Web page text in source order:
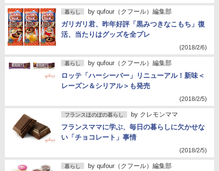
暮らし by qufour（クフール）編集部
ガリガリ君、昨年好評「黒みつきなこもち」復
活、当たりはグッズを全プレ
(2018/2/6)
暮らし by qufour（クフール）編集部
ロッテ「ハーシーバー」リニューアル！新味＜
レーズン＆シリアル＞も発売
(2018/2/5)
フランスほのぼの暮らし by クレモンママ
フランスママに学ぶ、毎日の暮らしに欠かせな
い「チョコレート」事情
(2018/2/5)
暮らし by qufour（クフール）編集部